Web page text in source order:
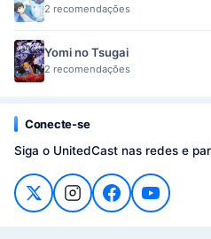
2 recomendações
Yomi no Tsugai
2 recomendações
Conecte-se
Siga o UnitedCast nas redes e